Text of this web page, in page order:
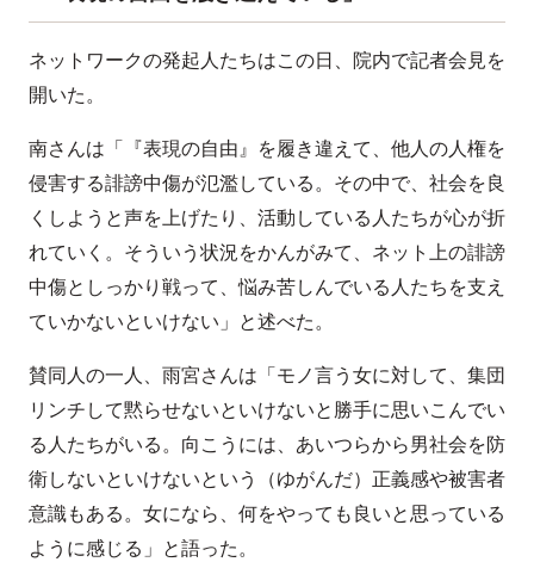
ネットワークの発起人たちはこの日、院内で記者会見を
開いた。
南さんは「『表現の自由』を履き違えて、他人の人権を
侵害する誹謗中傷が氾濫している。その中で、社会を良
くしようと声を上げたり、活動している人たちが心が折
れていく。そういう状況をかんがみて、ネット上の誹謗
中傷としっかり戦って、悩み苦しんでいる人たちを支え
ていかないといけない」と述べた。
賛同人の一人、雨宮さんは「モノ言う女に対して、集団
リンチして黙らせないといけないと勝手に思いこんでい
る人たちがいる。向こうには、あいつらから男社会を防
衛しないといけないという（ゆがんだ）正義感や被害者
意識もある。女になら、何をやっても良いと思っている
ように感じる」と語った。